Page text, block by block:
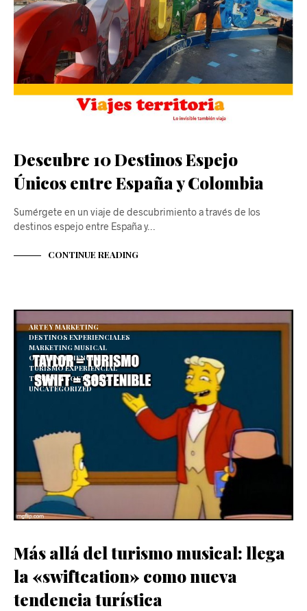
Descubre 10 Destinos Espejo
Únicos entre España y Colombia
Sumérgete en un viaje de descubrimiento a través de los
destinos espejo entre España y…
CONTINUE READING
ARTE Y MARKETING
DESTINOS EXPERIENCIALES
MARKETING MUSICAL
OCIO EXPERIENCIAL
TURISMO EXPERIENCIAL
TURISMO SOSTENIBLE
UNCATEGORIZED
Más allá del turismo musical: llega
la «swiftcation» como nueva
tendencia turística